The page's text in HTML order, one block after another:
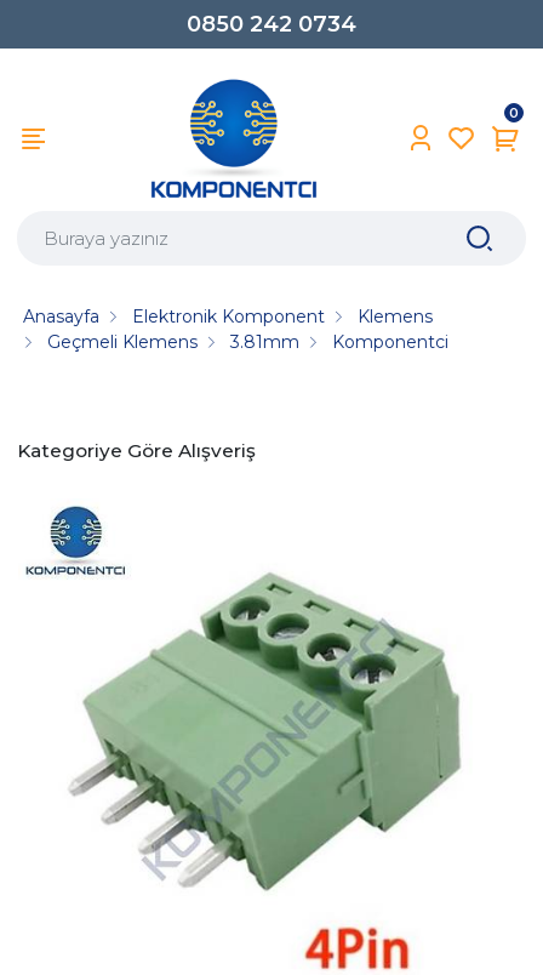
0850 242 0734
0
Anasayfa Elektronik Komponent
Klemens
Geçmeli Klemens
3.81mm Komponentci
Kategoriye Göre Alışveriş